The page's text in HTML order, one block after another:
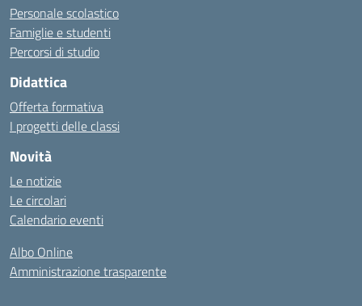
Personale scolastico
Famiglie e studenti
Percorsi di studio
Didattica
Offerta formativa
I progetti delle classi
Novità
Le notizie
Le circolari
Calendario eventi
Albo Online
Amministrazione trasparente